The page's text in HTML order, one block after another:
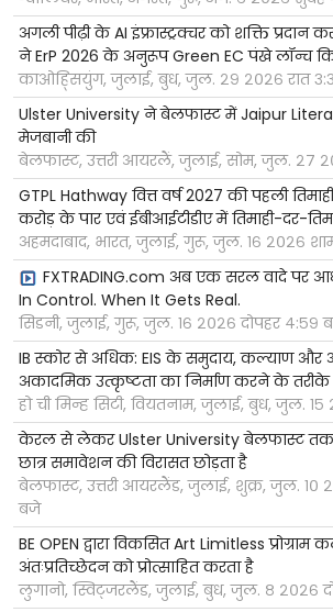
अगली पीढ़ी के AI इंफ्रास्ट्रक्चर को शक्ति प्रदान
ने ErP 2026 के अनुरूप Green EC पंखे लॉन्च
काओह्सियुंग, जुलाई, बुध, जुल. २९ २०२६ रात
Ulster University ने बेलफास्ट में Jaipur
मेजबानी की
बेलफास्ट, उत्तरी आयरलैं, जुलाई, सोम, जुल. २७
GTPL Hathway वित्त वर्ष 2027 की पहली
करोड़ के पार एवं ईबीआईटीडीए में तिमाही-दर-
अहमदाबाद, भारत, जुलाई, गुरू, जुल. १६ २०२६
FXTRADING.com अब एक सरल वादे पर
In Control. When It Gets Real.
सिडनी, जुलाई, गुरू, जुल. १६ २०२६ दोपहर ४:५९
IB स्कोर से अधिक: EIS के समुदाय, कल्याण
अकादमिक उत्कृष्टता का निर्माण करने के तरीके
हो ची मिन्ह सिटी, वियतनाम, जुलाई, बुध, जुल.
केरल से लेकर Ulster University बेलफास्ट तक:
छात्र समावेशन की विरासत छोड़ता है
बेलफास्ट, उत्तरी आयरलैंड, जुलाई, शुक्र, जुल. १०
बजे
BE OPEN द्वारा विकसित Art Limitless
अंतःप्रतिच्छेदन को प्रोत्साहित करता है
लुगानो, स्विट्जरलैंड, जुलाई, बुध, जुल. ८ २०२६